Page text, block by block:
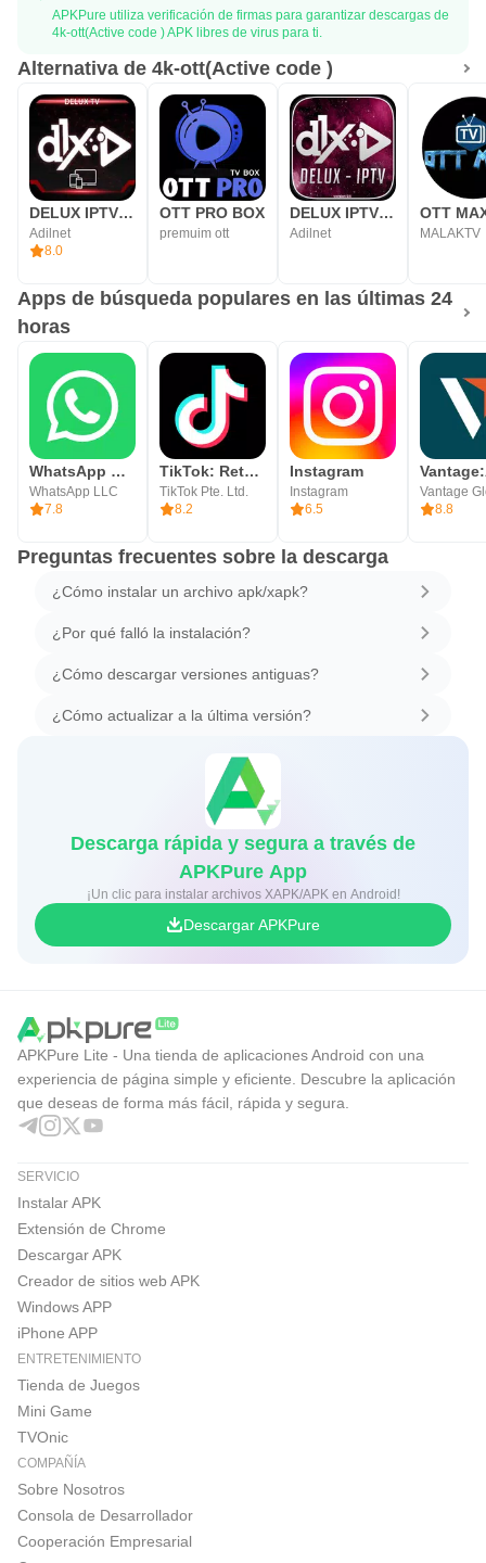
APKPure utiliza verificación de firmas para garantizar descargas de
4k-ott(Active code ) APK libres de virus para ti.
Alternativa de 4k-ott(Active code )
DELUX IPTV PLAYER
Adilnet
8.0
OTT PRO BOX
premuim ott
DELUX IPTV PRO V2
Adilnet
OTT
MALAKTV
Apps de búsqueda populares en las últimas 24
horas
WhatsApp Messenger
WhatsApp LLC
7.8
TikTok: Retos, Vídeos & Música
TikTok Pte. Ltd.
8.2
Instagram
Instagram
6.5
8.8
Preguntas frecuentes sobre la descarga
¿Cómo instalar un archivo apk/xapk?
¿Por qué falló la instalación?
¿Cómo descargar versiones antiguas?
¿Cómo actualizar a la última versión?
Descarga rápida y segura a través de
APKPure App
¡Un clic para instalar archivos XAPK/APK en Android!
Descargar APKPure
APKPure Lite - Una tienda de aplicaciones Android con una
experiencia de página simple y eficiente. Descubre la aplicación
que deseas de forma más fácil, rápida y segura.
SERVICIO
Instalar APK
Extensión de Chrome
Descargar APK
Creador de sitios web APK
Windows APP
iPhone APP
ENTRETENIMIENTO
Tienda de Juegos
Mini Game
TVOnic
COMPAÑÍA
Sobre Nosotros
Consola de Desarrollador
Cooperación Empresarial